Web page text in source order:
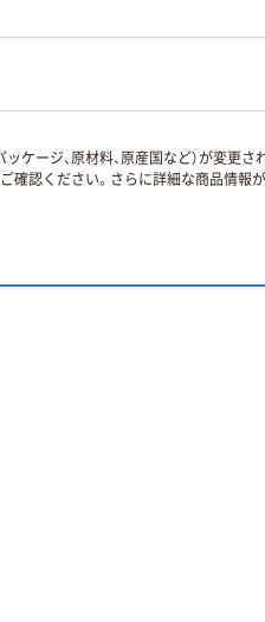
ケージ、原材料、原産国など）が変更
認ください。さらに詳細な商品情報